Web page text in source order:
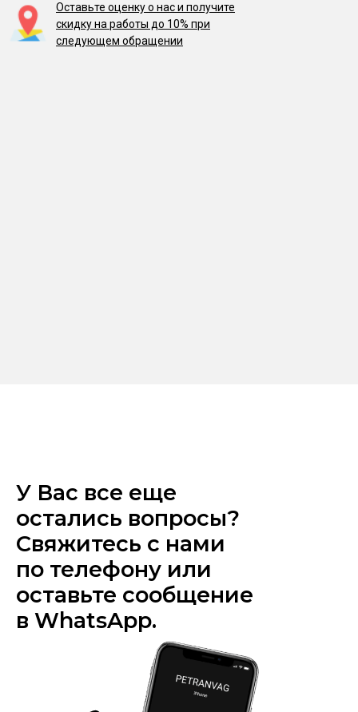
Оставьте оценку о нас и получите
скидку на работы до 10% при
следующем обращении
У Вас все еще
остались вопросы?
Свяжитесь с нами
по телефону или
оставьте сообщение
в WhatsApp.